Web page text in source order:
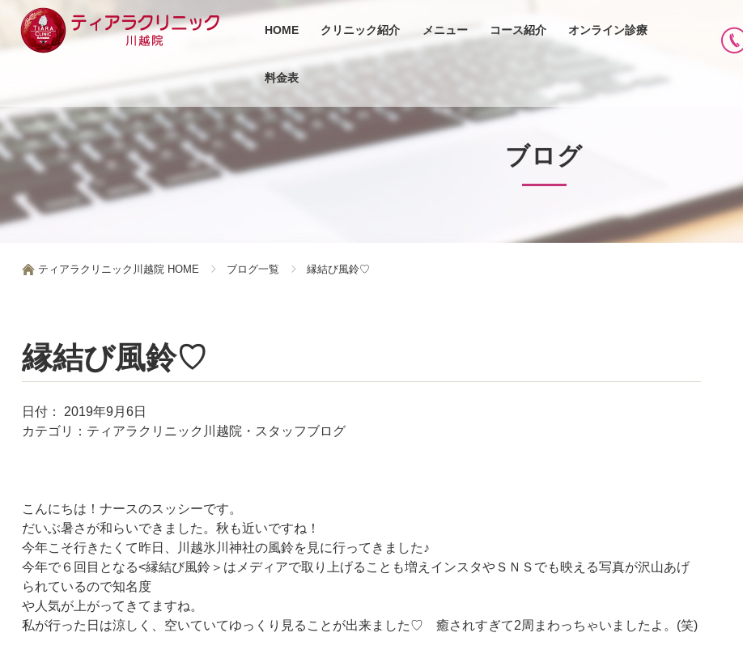
HOME クリニック紹介 メニュー コース紹介 オンライン診療
料金表
ブログ
ティアラクリニック川越院 HOME ブログ一覧 縁結び風鈴♡
縁結び風鈴♡
日付：
2019年9月6日
カテゴリ： ティアラクリニック川越院・スタッフブログ
こんにちは！ナースのスッシーです。
だいぶ暑さが和らいできました。秋も近いですね！
今年こそ行きたくて昨日、川越氷川神社の風鈴を見に行ってきました♪
今年で６回目となる<縁結び風鈴＞はメディアで取り上げることも増えインスタやＳＮＳでも映える写真が沢山あげ
られているので知名度
や人気が上がってきてますね。
私が行った日は涼しく、空いていてゆっくり見ることが出来ました♡ 癒されすぎて2周まわっちゃいましたよ。(笑)